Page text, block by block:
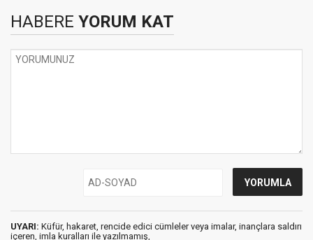
HABERE YORUM KAT
UYARI: Küfür, hakaret, rencide edici cümleler veya imalar, inançlara saldırı
içeren, imla kuralları ile yazılmamış,